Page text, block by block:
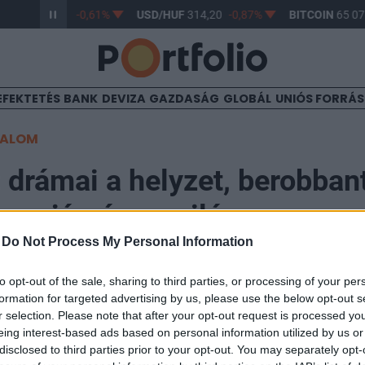
Do Not Process My Personal Information
opt-out of the sale, sharing to third parties, or processing of your
for targeted advertising by us, please use the below opt-out
selection. Please note that after your opt-out request is processed
interest-based ads based on personal information utilized by us
to third parties prior to your opt-out. You may separately
363,17 -0,61% USD/HUF314,20 -0,87% BITCOIN65
BANK DEVIZA GAZDASÁG GLOBÁL UNIÓS
a helyzet,
járvány a világon
munkatársai továbbra is állomáshelyeiken vannak,
magyar állampolgároknak segíteni tudjanak -